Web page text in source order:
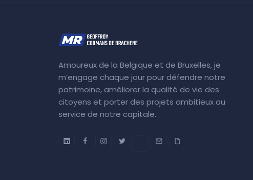
Amoureux de la Belgique et de Bruxelles, je
m’engage chaque jour pour défendre notre
patrimoine, améliorer la qualité de vie des
citoyens et porter des projets ambitieux au
service de notre capitale.